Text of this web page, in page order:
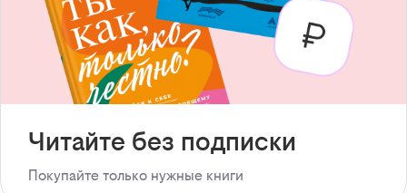
Читайте без подписки
Покупайте только нужные книги